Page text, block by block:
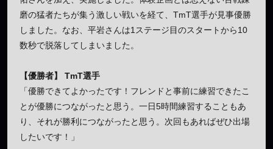
磨の猛者たちが集う激しい戦いを経て、TmT選手が見事優勝
しました。なお、平岩さんは1ステージ目のスタートから10
数秒で脱落してしまいました。
【優勝者】 TmT選手
「優勝できてよかったです！フレンドと事前に練習できたこ
とが優勝につながったと思う。一日5時間練習することもあ
り、それが勝利につながったと思う。次回もあればぜひ出場
したいです！」